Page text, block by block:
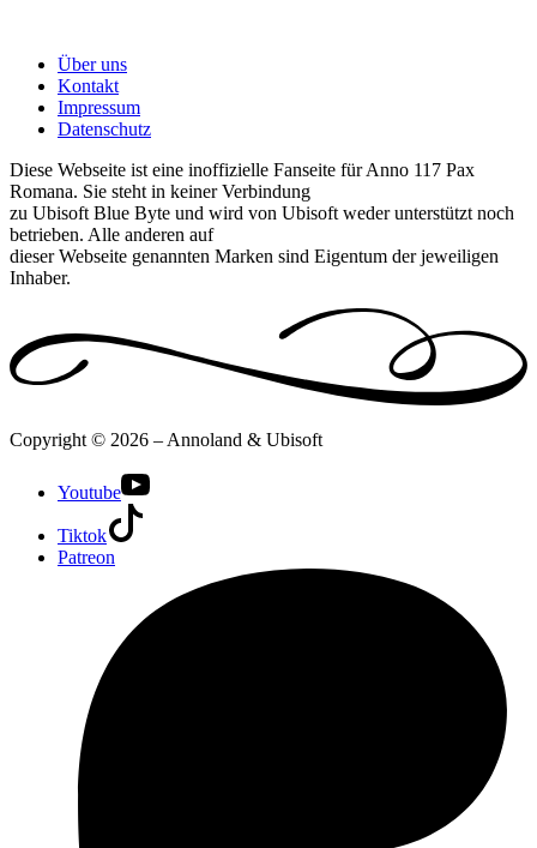
Über uns
Kontakt
Impressum
Datenschutz
Diese Webseite ist eine inoffizielle Fanseite für Anno 117 Pax
Romana. Sie steht in keiner Verbindung
zu Ubisoft Blue Byte und wird von Ubisoft weder unterstützt noch
betrieben. Alle anderen auf
dieser Webseite genannten Marken sind Eigentum der jeweiligen
Inhaber.
Copyright © 2026 – Annoland & Ubisoft
Youtube
Tiktok
Patreon